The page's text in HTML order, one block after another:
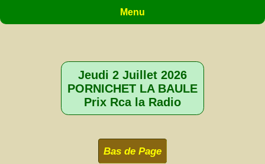
Menu
Jeudi 2 Juillet 2026
PORNICHET LA BAULE
Prix Rca la Radio
Bas de Page